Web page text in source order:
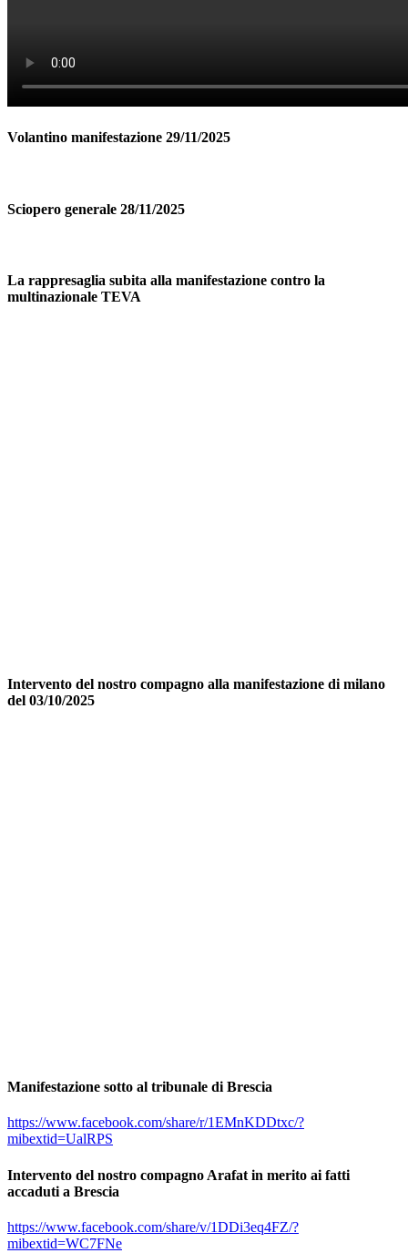
Volantino manifestazione 29/11/2025
Sciopero generale 28/11/2025
La rappresaglia subita alla manifestazione contro la
multinazionale TEVA
Intervento del nostro compagno alla manifestazione di milano
del 03/10/2025
Manifestazione sotto al tribunale di Brescia
https://www.facebook.com/share/r/1EMnKDDtxc/?
mibextid=UalRPS
Intervento del nostro compagno Arafat in merito ai fatti
accaduti a Brescia
https://www.facebook.com/share/v/1DDi3eq4FZ/?
mibextid=WC7FNe